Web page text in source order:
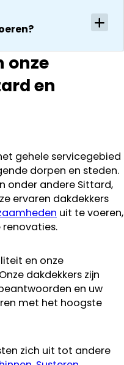
ook dan
communeren
ze goed en
onze
en
gehele servicegebied
dorpen en steden.
onder andere Sittard,
ervaren dakdekkers
uit te voeren,
en onze
dakdekkers zijn
en uw
met het hoogste
zich uit tot andere